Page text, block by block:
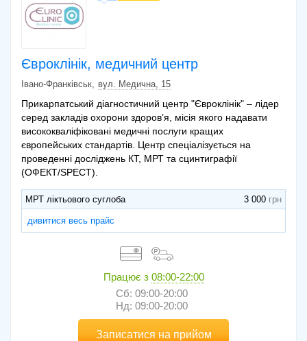
Євроклінік, медичний центр
Івано-Франківськ вул. Медична, 15
Прикарпатський діагностичний центр "Євроклінік" – лідер
серед закладів охорони здоров’я, місія якого надавати
висококваліфіковані медичні послуги кращих
європейських стандартів. Центр спеціалізується на
проведенні досліджень КТ, МРТ та сцинтиграфії
(ОФЕКТ/SPECT).
МРТ ліктьового суглоба 3 000
дивитися весь прайс
Працює з 08:00-22:00
Сб: 09:00-20:00
Нд: 09:00-20:00
Записатися на прийом